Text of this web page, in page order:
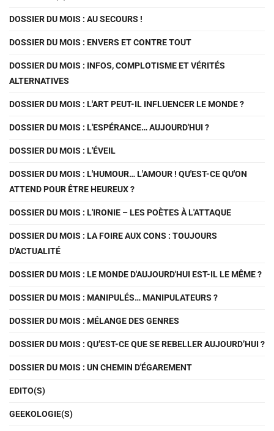
DOSSIER DU MOIS : AU SECOURS !
DOSSIER DU MOIS : ENVERS ET CONTRE TOUT
DOSSIER DU MOIS : INFOS, COMPLOTISME ET VÉRITÉS
ALTERNATIVES
DOSSIER DU MOIS : L'ART PEUT-IL INFLUENCER LE MONDE ?
DOSSIER DU MOIS : L'ESPÉRANCE… AUJOURD'HUI ?
DOSSIER DU MOIS : L'ÉVEIL
DOSSIER DU MOIS : L'HUMOUR… L'AMOUR ! QU'EST-CE QU'ON
ATTEND POUR ÊTRE HEUREUX ?
DOSSIER DU MOIS : L'IRONIE – LES POÈTES À L'ATTAQUE
DOSSIER DU MOIS : LA FOIRE AUX CONS : TOUJOURS
D'ACTUALITÉ
DOSSIER DU MOIS : LE MONDE D'AUJOURD'HUI EST-IL LE MÊME ?
DOSSIER DU MOIS : MANIPULÉS… MANIPULATEURS ?
DOSSIER DU MOIS : MÉLANGE DES GENRES
DOSSIER DU MOIS : QU’EST-CE QUE SE REBELLER AUJOURD’HUI ?
DOSSIER DU MOIS : UN CHEMIN D'ÉGAREMENT
EDITO(S)
GEEKOLOGIE(S)